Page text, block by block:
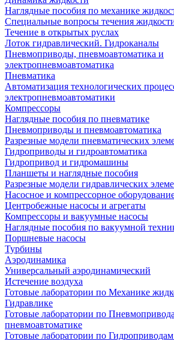
Наглядные пособия по механике
Специальные вопросы течения
Течение в открытых руслах
Лоток гидравлический. Гидроканалы
Пневмоприводы, пневмоавтоматика и
электропневмоавтоматика
Пневматика
Автоматизация технологических
электропневмоавтоматики
Компрессоры
Наглядные пособия по пневматике
Пневмоприводы и пневмоавтоматика
Разрезные модели пневматических
Гидроприводы и гидроавтоматика
Гидропривод и гидромашины
Планшеты и наглядные пособия
Разрезные модели гидравлических
Насосное и компрессорное
Центробежные насосы и агрегаты
Компрессоры и вакуумные насосы
Наглядные пособия по вакуумной
Поршневые насосы
Турбины
Аэродинамика
Универсальный аэродинамический
Истечение воздуха
Готовые лаборатории по Механике
Гидравлике
Готовые лаборатории по
пневмоавтоматике
Готовые лаборатории по